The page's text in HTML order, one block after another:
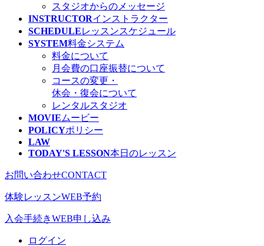
スタジオからのメッセージ
INSTRUCTORインストラクター
SCHEDULEレッスンスケジュール
SYSTEM料金システム
料金について
月会費の口座振替について
コースの変更・
休会・復会について
レンタルスタジオ
MOVIE ムービー
POLICYポリシー
LAW
TODAY'S LESSON本日のレッスン
お問い合わせCONTACT
体験レッスンWEB予約
入会手続きWEB申し込み
ログイン